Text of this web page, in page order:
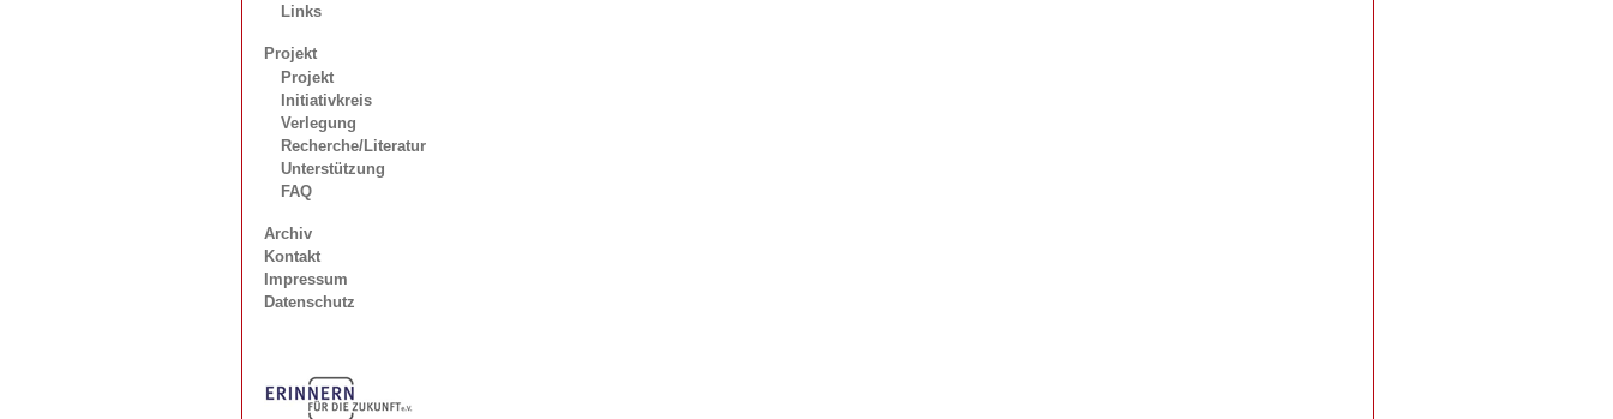
Links
Projekt
Projekt
Initiativkreis
Verlegung
Recherche/Literatur
Unterstützung
FAQ
Archiv
Kontakt
Impressum
Datenschutz